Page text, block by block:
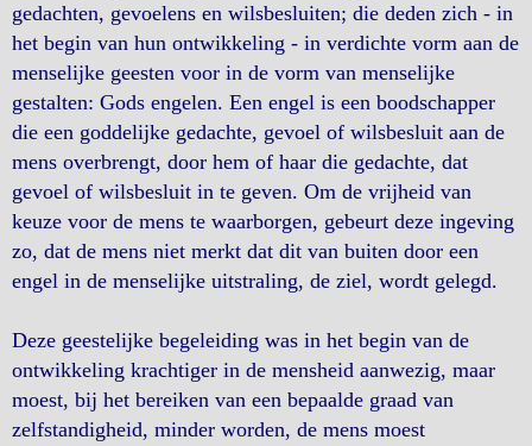
gedachten, gevoelens en wilsbesluiten; die deden zich - in
het begin van hun ontwikkeling - in verdichte vorm aan de
menselijke geesten voor in de vorm van menselijke
gestalten: Gods engelen. Een engel is een boodschapper
die een goddelijke gedachte, gevoel of wilsbesluit aan de
mens overbrengt, door hem of haar die gedachte, dat
gevoel of wilsbesluit in te geven. Om de vrijheid van
keuze voor de mens te waarborgen, gebeurt deze ingeving
zo, dat de mens niet merkt dat dit van buiten door een
engel in de menselijke uitstraling, de ziel, wordt gelegd.
Deze geestelijke begeleiding was in het begin van de
ontwikkeling krachtiger in de mensheid aanwezig, maar
moest, bij het bereiken van een bepaalde graad van
zelfstandigheid, minder worden, de mens moest